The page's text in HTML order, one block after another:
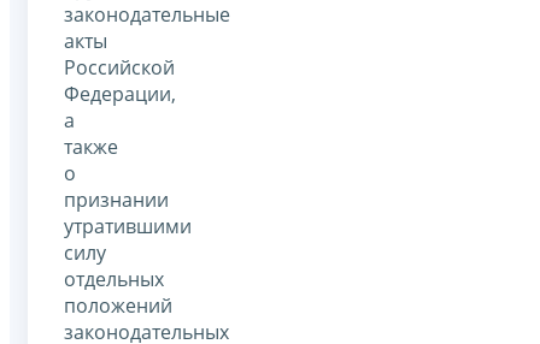
законодательные
акты
Российской
Федерации,
а
также
о
признании
утратившими
силу
отдельных
положений
законодательных